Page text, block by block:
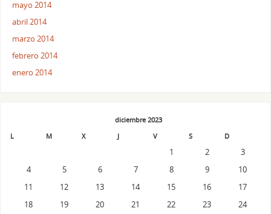
mayo 2014
abril 2014
marzo 2014
febrero 2014
enero 2014
diciembre 2023
L
M X J V S D
1 2
3
4
5 6 7 8 9
10
11
12 13 14 15 16
17
18
19 20 21 22 23
24